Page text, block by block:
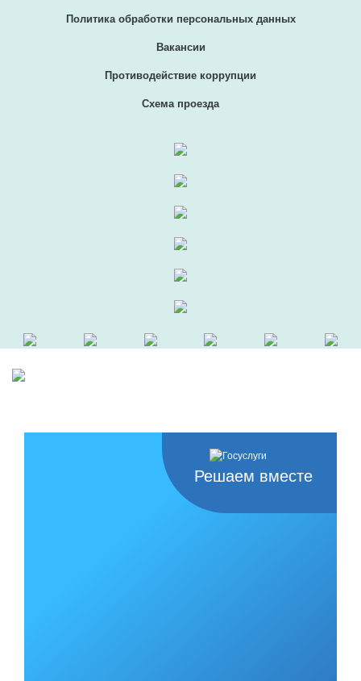
Политика обработки персональных данных
Вакансии
Противодействие коррупции
Схема проезда
Решаем вместе